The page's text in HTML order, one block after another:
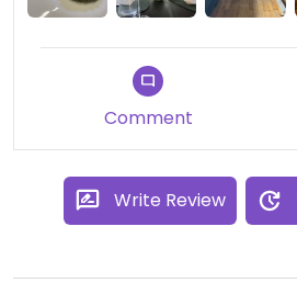
Comment
Write Review